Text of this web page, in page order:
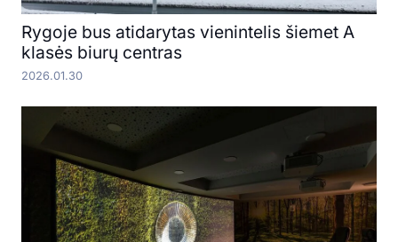
Rygoje bus atidarytas vienintelis šiemet A
klasės biurų centras
2026.01.30